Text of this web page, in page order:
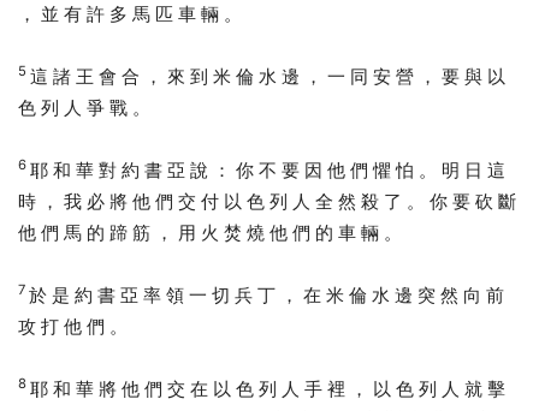
， 並 有 許 多 馬 匹 車 輛 。
5 這 諸 王 會 合 ， 來 到 米 倫 水 邊 ， 一 同 安 營 ， 要 與 以
色 列 人 爭 戰 。
6 耶 和 華 對 約 書 亞 說 ： 你 不 要 因 他 們 懼 怕 。 明 日 這
時 ， 我 必 將 他 們 交 付 以 色 列 人 全 然 殺 了 。 你 要 砍 斷
他 們 馬 的 蹄 筋 ， 用 火 焚 燒 他 們 的 車 輛 。
7 於 是 約 書 亞 率 領 一 切 兵 丁 ， 在 米 倫 水 邊 突 然 向 前
攻 打 他 們 。
8 耶 和 華 將 他 們 交 在 以 色 列 人 手 裡 ， 以 色 列 人 就 擊